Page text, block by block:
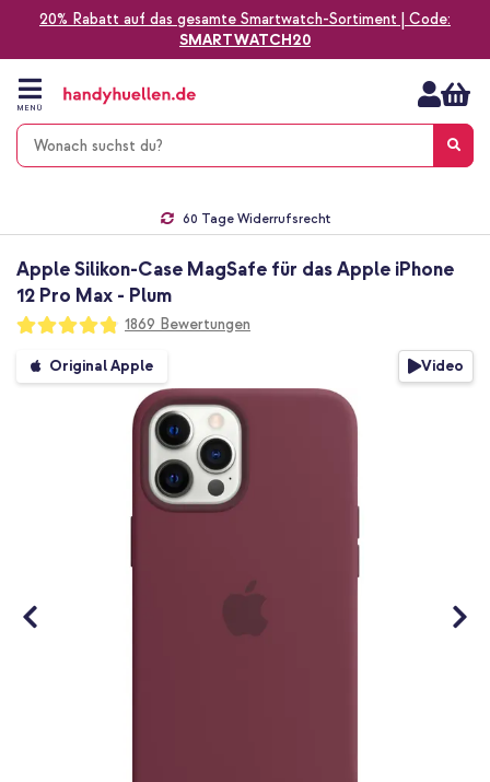
20% Rabatt auf das gesamte Smartwatch-Sortiment | Code:
SMARTWATCH20
Zum
Inhalt
springen
MENÜ
60 Tage Widerrufsrecht
Apple Silikon-Case MagSafe für das Apple iPhone
12 Pro Max - Plum
Bewertung:
96
100
1869 Bewertungen
Zum
Ende
Original Apple Video